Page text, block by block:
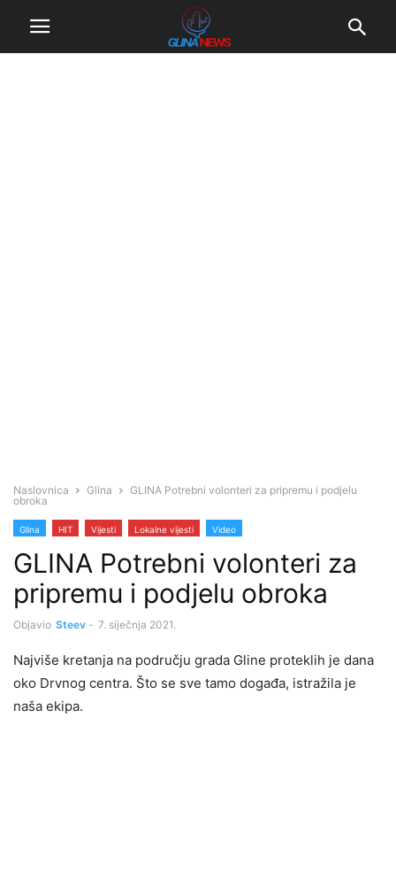
Naslovnica Glina
GLINA Potrebni volonteri za pripremu i podjelu
obroka
Glina HIT Vijesti Lokalne vijesti Video
GLINA Potrebni volonteri za
pripremu i podjelu obroka
Objavio Steev - 7. siječnja 2021.
Najviše kretanja na području grada Gline proteklih je dana
oko Drvnog centra. Što se sve tamo događa, istražila je
naša ekipa.